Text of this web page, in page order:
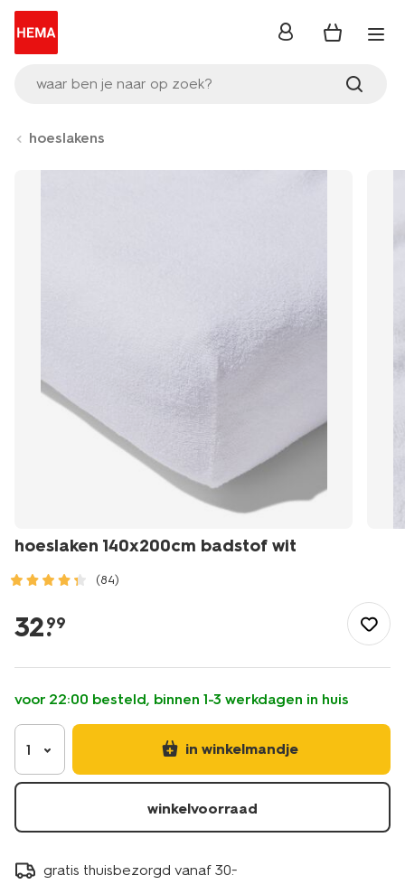
waar ben je naar op zoek?
inloggen
hoeslakens
hoeslaken 140x200cm badstof wit
(84)
slapen/slapen/hoeslaken/hoeslaken-
140x200cm-
wit-
-5190064.html
32.
99
voor 22:00 besteld, binnen 1-3 werkdagen in huis
1 in winkelmandje
winkelvoorraad
gratis thuisbezorgd vanaf 30.-